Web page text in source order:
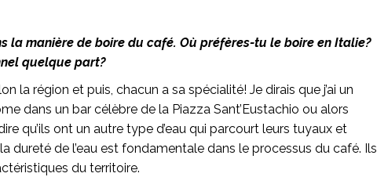
la manière de boire du café. Où préfères-tu le boire en Italie?
quelque part?
la région et puis, chacun a sa spécialité! Je dirais que j’ai un
dans un bar célèbre de la Piazza Sant’Eustachio ou alors
qu’ils ont un autre type d’eau qui parcourt leurs tuyaux et
dureté de l’eau est fondamentale dans le processus du café. Ils
du territoire.